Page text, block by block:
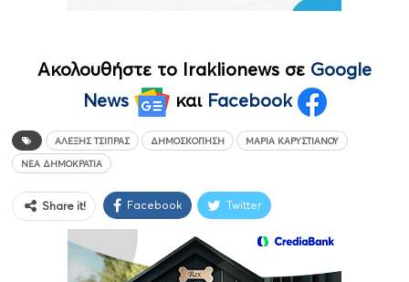
Ακολουθήστε το Iraklionews σε Google
News
και Facebook
ΑΛΈΞΗΣ ΤΣΊΠΡΑΣ ΔΗΜΟΣΚΌΠΗΣΗ ΜΑΡΊΑ ΚΑΡΥΣΤΙΑΝΟΎ
ΝΈΑ ΔΗΜΟΚΡΑΤΊΑ
Share it! Facebook Twitter